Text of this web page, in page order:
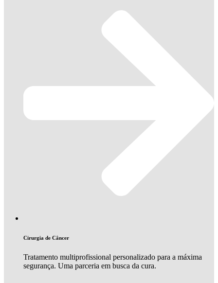
Cirurgia de Câncer
Tratamento multiprofissional personalizado para a máxima
segurança. Uma parceria em busca da cura.